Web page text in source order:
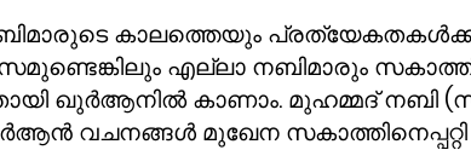
കാലത്തെയും
എല്ലാ നബിമാരും
ഖുർആനിൽ കാണാം. മുഹമ്മദ് നബി
വചനങ്ങൾ മുഖേന സകാത്തിനെപ്പറ്റി